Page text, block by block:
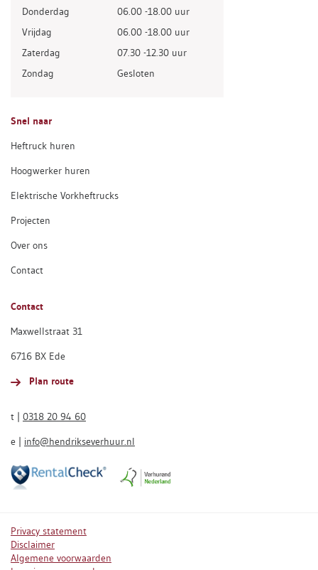
Donderdag
06.00 -18.00 uur
Vrijdag
06.00 -18.00 uur
Zaterdag
07.30 -12.30 uur
Zondag
Gesloten
Snel naar
Heftruck huren
Hoogwerker huren
Elektrische Vorkheftrucks
Projecten
Over ons
Contact
Contact
Maxwellstraat 31
6716 BX Ede
Plan route
t | 0318 20 94 60
e | info@hendrikseverhuur.nl
Privacy statement
Disclaimer
Algemene voorwaarden